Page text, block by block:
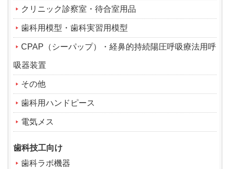
クリニック診察室・待合室用品
歯科用模型・歯科実習用模型
CPAP（シーパップ）・経鼻的持続陽圧呼吸療法用呼
吸器装置
その他
歯科用ハンドピース
電気メス
歯科技工向け
歯科ラボ機器